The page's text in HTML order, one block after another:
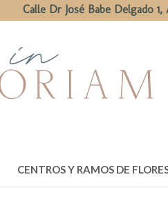
Calle Dr José Babe Delgado
CENTROS Y RAMOS DE